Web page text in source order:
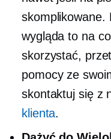
skomplikowane.
wygląda to na
skorzystać,
pomocy ze
skontaktuj się z
klienta.